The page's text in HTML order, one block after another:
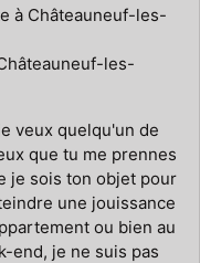
à Châteauneuf-les-
les-
veux quelqu'un de
que tu me prennes
je sois ton objet pour
une jouissance
ou bien au
end, je ne suis pas